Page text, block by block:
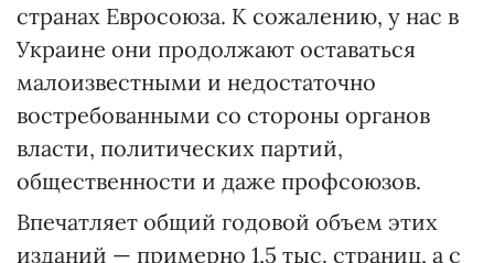
странах Евросоюза. К сожалению, у нас в
Украине они продолжают оставаться
малоизвестными и недостаточно
востребованными со стороны органов
власти, политических партий,
общественности и даже профсоюзов.
Впечатляет общий годовой объем этих
изданий — примерно 1,5 тыс. страниц, а с